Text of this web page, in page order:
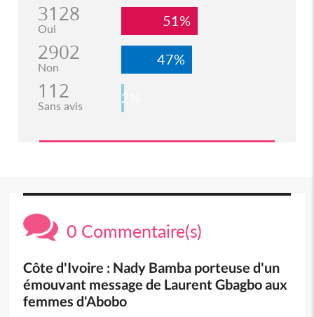
3128
Oui 51%
2902
Non 47%
112
Sans avis 2%
0 Commentaire(s)
Côte d'Ivoire : Nady Bamba porteuse d'un
émouvant message de Laurent Gbagbo aux
femmes d'Abobo